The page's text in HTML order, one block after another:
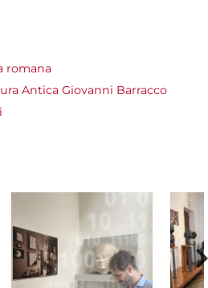
romana
Antica Giovanni Barracco